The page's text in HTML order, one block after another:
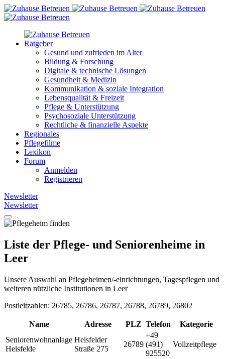
Ratgeber
Gesund und zufrieden im Alter
Bildung & Forschung
Digitale & technische Lösungen
Gesundheit & Medizin
Kommunikation & soziale Integration
Lebensqualität & Freizeit
Pflege & Unterstützung
Psychosoziale Unterstützung
Rechtliche & finanzielle Aspekte
Regionales
Pflegefilme
Lexikon
Forum
Anmelden
Registrieren
Newsletter
Newsletter
Liste der Pflege- und Seniorenheime in
Leer
Unsere Auswahl an Pflegeheimen/-einrichtungen, Tagespflegen und
weiteren nützliche Institutionen in Leer
Postleitzahlen: 26785, 26786, 26787, 26788, 26789, 26802
Name Adresse PLZ Telefon
Kategorie
Seniorenwohnanlage
Heisfelde
Heisfelder
Straße 275
26789
+49
(491)
925520
Vollzeitpflege